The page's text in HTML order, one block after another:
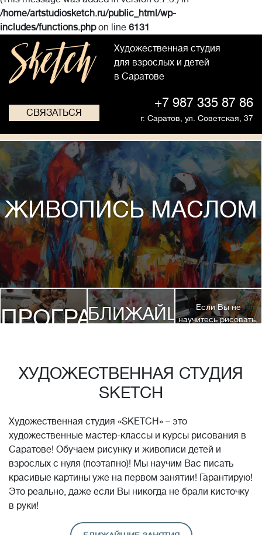
/home/artstudiosketch.ru/public_html/wp-
includes/functions.phpon line 6131
Художественная студия
для взрослых и детей
в Саратове
СВЯЗАТЬСЯ
+7 987 335 87 86
г. Саратов, ул. Советская, 37
ЖИВОПИСЬ МАСЛОМ
ПРОГРАММЫ
БЛИЖАЙШИЕЕсли Вы не
научитесь рисовать,
стоимость обучения!*
ХУДОЖЕСТВЕННАЯ СТУДИЯ
SKETCH
Художественная студия «SKETCH» – это
художественные мастер-классы и курсы рисования в
Саратове! Обучаем рисунку и живописи детей и
взрослых с нуля (поэтапно)! Мы научим Вас писать
красивые картины уже на первом занятии! Гарантирую!
Это реально, даже если Вы никогда не брали кисточку
в руки!